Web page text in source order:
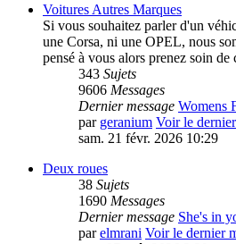
Voitures Autres Marques
Si vous souhaitez parler d'un
une Corsa, ni une OPEL, nous
pensé à vous alors prenez soin de
343 Sujets
9606 Messages
Dernier message Womens
par geranium Voir le
sam. 21 févr. 2026 10:29
Deux roues
38 Sujets
1690 Messages
Dernier message She's in
parelmrani Voir le dernier